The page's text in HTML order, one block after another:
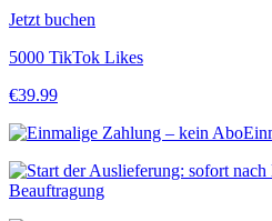
Jetzt buchen
5000 TikTok Likes
€39.99
Beauftragung